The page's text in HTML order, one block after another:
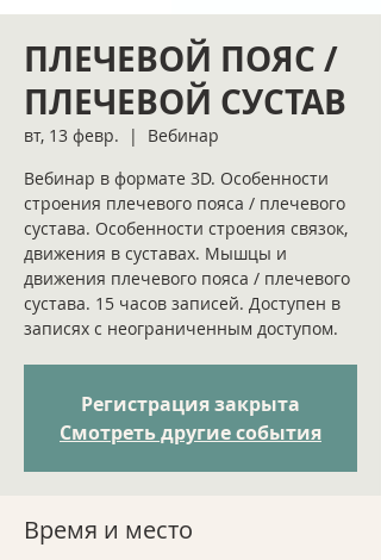
ПЛЕЧЕВОЙ ПОЯС /
ПЛЕЧЕВОЙ СУСТАВ
вт, 13 февр.
  |
Вебинар
Вебинар в формате 3D. Особенности
строения плечевого пояса / плечевого
сустава. Особенности строения связок,
движения в суставах. Мышцы и
движения плечевого пояса / плечевого
сустава. 15 часов записей. Доступен в
записях с неограниченным доступом.
Регистрация закрыта
Смотреть другие события
Время и место